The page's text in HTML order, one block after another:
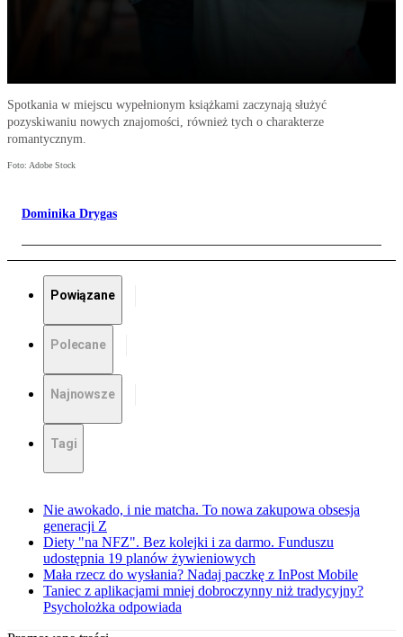
Spotkania w miejscu wypełnionym książkami zaczynają służyć
pozyskiwaniu nowych znajomości, również tych o charakterze
romantycznym.
Foto: Adobe Stock
Dominika Drygas
Powiązane
Polecane
Najnowsze
Tagi
Nie awokado, i nie matcha. To nowa zakupowa obsesja
generacji Z
Diety "na NFZ". Bez kolejki i za darmo. Funduszu
udostępnia 19 planów żywieniowych
Mała rzecz do wysłania? Nadaj paczkę z InPost Mobile
Taniec z aplikacjami mniej dobroczynny niż tradycyjny?
Psycholożka odpowiada